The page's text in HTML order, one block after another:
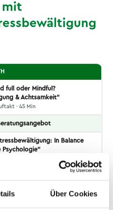
Über Cookies
mit
full oder Mindful?
& Achtsamkeit“
· 45 Min
In Balance
Psychologie“
& Abgrenzung: Mentale